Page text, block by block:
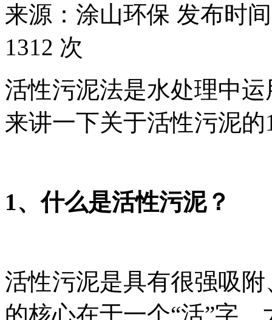
来源： 涂山环保 发布时
1312 次
活性污泥法是水处理中
来讲一下关于活性污泥
1、什么是活性污泥？
活性污泥是具有很强吸
的核心在于一个“活”字